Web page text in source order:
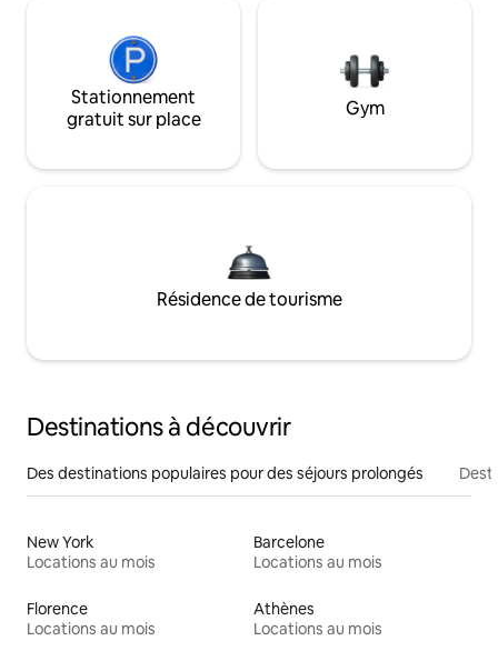
Stationnement
gratuit sur place
Gym
Résidence de tourisme
Destinations à découvrir
Des destinations populaires pour des séjours prolongés
New York
Locations au mois
Barcelone
Locations au mois
Florence
Locations au mois
Athènes
Locations au mois